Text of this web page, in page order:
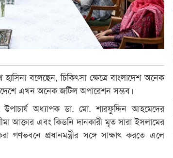
বলেছেন, চিকিৎসা ক্ষেত্রে বাংলাদেশ অনেক
এখন অনেক জটিল অপারেশন সম্ভব।
অধ্যাপক ডা. মো. শারফুদ্দিন আহমেদের
আক্তার এবং কিডনি দানকারী মৃত সারা ইসলামের
গণভবনে প্রধানমন্ত্রীর সঙ্গে সাক্ষাৎ করতে এলে